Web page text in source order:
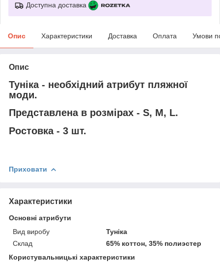
Доступна доставка
Опис Характеристики Доставка Оплата Умови
Опис
Туніка - необхідний атрибут пляжної
моди.
Представлена в розмірах - S, M, L.
Ростовка - 3 шт.
Приховати
Характеристики
Основні атрибути
Вид виробу
Туніка
Склад
65% коттон, 35% полиэстер
Користувальницькі характеристики